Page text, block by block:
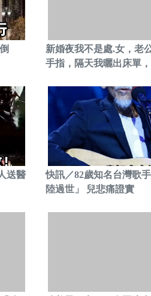
新婚夜我不是處.女，老
手指，隔天我曬出床單
送醫
快訊／82歲知名台灣歌
陸過世」 兒悲痛證實